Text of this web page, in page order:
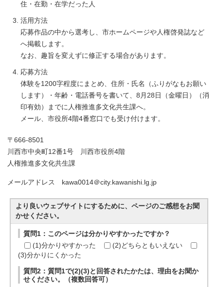
住・在勤・在学だった人
活用方法
応募作品の中から選考し、市ホームページや人権啓発誌など
へ掲載します。
なお、趣旨を変えずに修正する場合があります。
応募方法
体験を1200字程度にまとめ、住所・氏名（ふりがなもお願い
します）・年齢・電話番号を書いて、8月28日（金曜日）（消
印有効）までに人権推進多文化共生課へ。
メール、市役所4階4番窓口でも受け付けます。
〒666-8501
川西市中央町12番1号 川西市役所4階
人権推進多文化共生課
メールアドレス kawa0014＠city.kawanishi.lg.jp
より良いウェブサイトにするために、ページのご感想をお聞
かせください。
質問1：このページは分かりやすかったですか？
(1)分かりやすかった
(2)どちらともいえない
(3)分かりにくかった
質問2：質問1で(2)(3)と回答されたかたは、理由をお聞か
せください。（複数回答可）